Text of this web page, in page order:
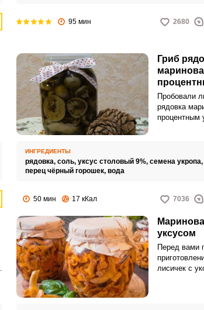
95 мин 2680
Гриб
Пробовали
рядовка
процентным
ИНГРЕДИЕНТЫ
рядовка, соль, уксус столовый 9%, семена укропа,
перец чёрный горошек, вода
50 мин 17 кКал 7036
уксусом
Перед вами
лисичек с
ВХОД НА САЙТ РЕГИСТРАЦИЯ
с помощью социальных сетей:
Запомнить меня